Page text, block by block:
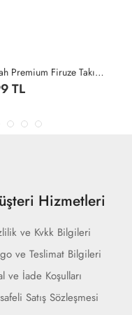
Siyah Premium Firuze Takım Tesettür Giyim Siyah
TL
Hizmetleri
ve Kvkk Bilgileri
ve Teslimat Bilgileri
ve İade Koşulları
Satış Sözleşmesi